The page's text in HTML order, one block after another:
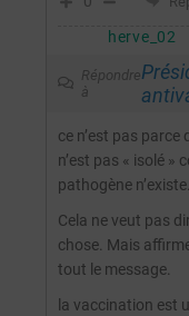
herve_02
Répondre
à
ce n’est pas parce
n’est pas « isolé »
pathogène n’existe.
Cela ne veut pas
chose. Mais
tout le message.
la vaccination est